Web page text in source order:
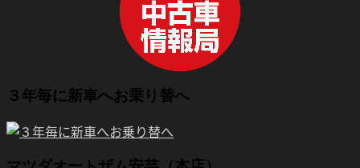
３年毎に新車へお乗り替へ